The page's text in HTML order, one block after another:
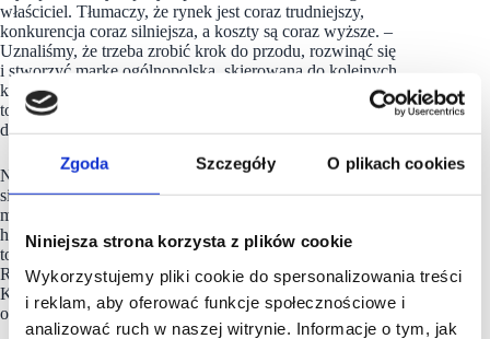
Zgoda Szczegóły O plikach cookies
Niniejsza strona korzysta z plików cookie
Wykorzystujemy pliki cookie do spersonalizowania treści
i reklam, aby oferować funkcje społecznościowe i
analizować ruch w naszej witrynie. Informacje o tym, jak
właściciel. Tłumaczy, że rynek jest coraz trudniejszy,
konkurencja coraz silniejsza, a koszty są coraz wyższe. –
Uznaliśmy, że trzeba zrobić krok do przodu, rozwinąć się
i stworzyć markę ogólnopolską, skierowaną do kolejnych
klientów. Chcemy wykorzystać nasze atuty, przede wszystkim
to, że opieramy się na lokalnych i naturalnych produktach –
dodaje Grzegorz Skalski.
Nowa marka będzie rozwijana równolegle do już istniejącej
sieci sprzedaży. Skalski Cakes&Cafe, bo o niej mowa, będzie
można znaleźć przede wszystkich w dużych centrach
handlowych. Pewne, w tym funkcjonujące już, lokalizacje
to m.in. trzy galerie w Warszawie – Atrium Targówek, Atrium
Reduta i Atrium Promenada, a niebawem także – Galeria
Korona Kielce, Centrum Handlowe Echo w Radomiu
oraz Skende Shopping przy Ikea w Lublinie.